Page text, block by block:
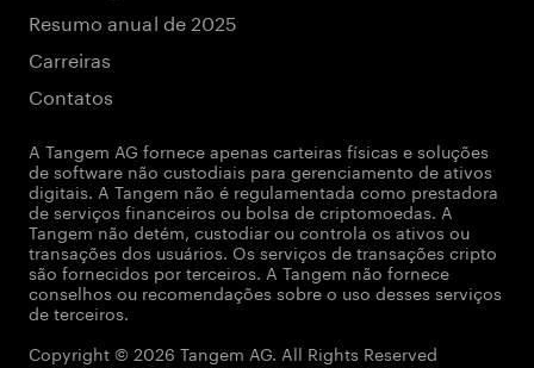
Resumo anual de 2025
Carreiras
Contatos
A Tangem AG fornece apenas carteiras físicas e soluções
de software não custodiais para gerenciamento de ativos
digitais. A Tangem não é regulamentada como prestadora
de serviços financeiros ou bolsa de criptomoedas. A
Tangem não detém, custodiar ou controla os ativos ou
transações dos usuários. Os serviços de transações cripto
são fornecidos por terceiros. A Tangem não fornece
conselhos ou recomendações sobre o uso desses serviços
de terceiros.